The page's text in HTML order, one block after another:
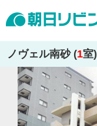
ノヴェル南砂 (1室)